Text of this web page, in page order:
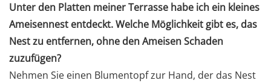
Unter den Platten meiner Terrasse habe ich ein kleines
Ameisennest entdeckt. Welche Möglichkeit gibt es, das
Nest zu entfernen, ohne den Ameisen Schaden
zuzufügen?
Nehmen Sie einen Blumentopf zur Hand, der das Nest